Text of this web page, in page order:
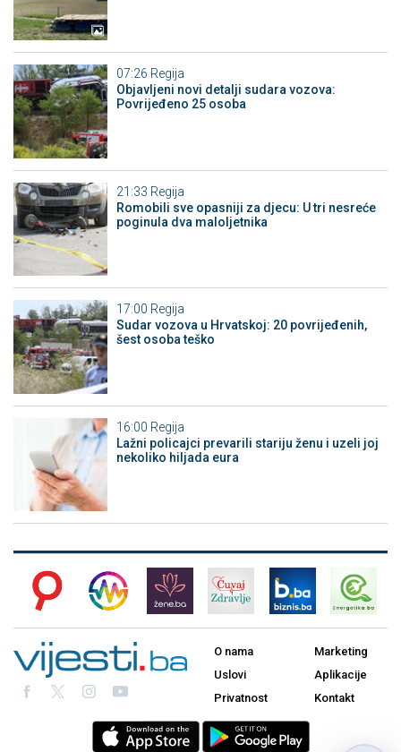
07:26 Regija
Objavljeni novi detalji sudara vozova:
Povrijeđeno 25 osoba
21:33 Regija
Romobili sve opasniji za djecu: U tri nesreće
poginula dva maloljetnika
17:00 Regija
Sudar vozova u Hrvatskoj: 20 povrijeđenih,
šest osoba teško
16:00 Regija
Lažni policajci prevarili stariju ženu i uzeli joj
nekoliko hiljada eura
O nama
Uslovi
Privatnost
Marketing
Aplikacije
Kontakt